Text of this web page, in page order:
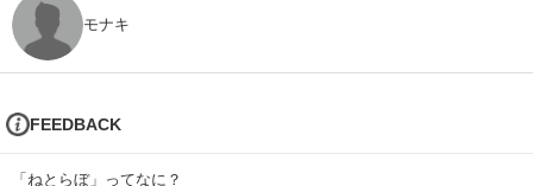
モナキ
FEEDBACK
「ねとらぼ」ってなに？